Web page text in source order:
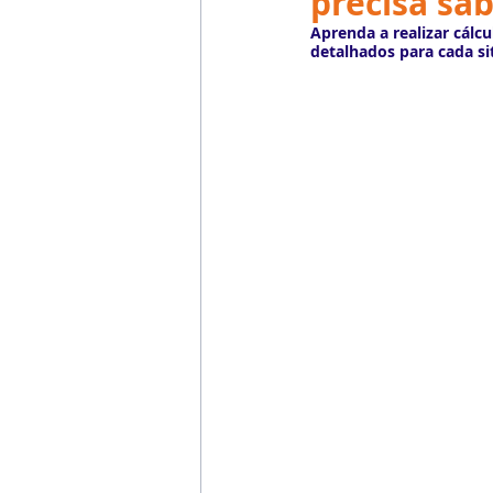
Avaliação de
Aprenda a realizar
detalhados para cada